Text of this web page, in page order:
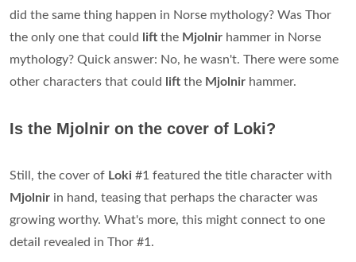
did the same thing happen in Norse mythology? Was Thor
the only one that could
lift the Mjolnir hammer in Norse
mythology? Quick answer: No, he wasn't. There were some
other characters that could
lift the Mjolnir hammer.
Is the Mjolnir on the cover of Loki?
Still, the cover of Loki #1 featured the title character with
Mjolnir in hand, teasing that perhaps the character was
growing worthy. What's more, this might connect to one
detail revealed in Thor #1.